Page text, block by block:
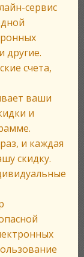
сервис
другие.
счета,
ваши
и
и каждая
скидку.